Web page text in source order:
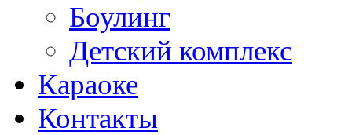
Боулинг
Детский комплекс
Караоке
Контакты